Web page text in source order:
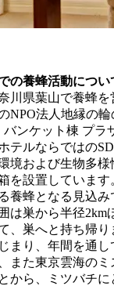
の養蜂活動につ
川県葉山で養蜂を
NPO法人地縁の輪
バンケット棟 プラ
テルならではの
境および生物多様
を設置していま
養蜂となる見込み
巣から半径2km
、巣へと持ち帰
まり、年間を通
また東京雲海の
から、ミツバチ